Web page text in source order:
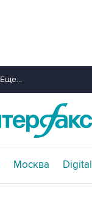
Еще...
Москва Digital